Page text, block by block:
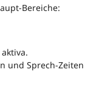
Bereiche:
und Sprech-Zeiten